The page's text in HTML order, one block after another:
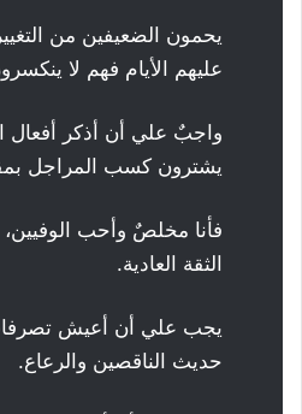
يحمون الضعيفين من
عليهم الأيام فهم لا
واجبٌ علي أن أذكر أفعال
يشترون كسب المراجل
فأنا مخلصٌ وأحب
الثقة العادية.
يجب علي أن أعيش
حديث الناقصين والرعاع.